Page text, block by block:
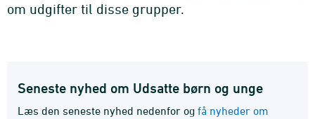
om udgifter til disse grupper.
Seneste nyhed om Udsatte børn og unge
Læs den seneste nyhed nedenfor og få nyheder om